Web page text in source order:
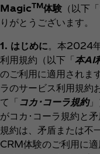
MagicTM体験 （以下「
りがとうございます。
1. はじめに。本2024
利用規約（以下「本AI
のご利用に適用されま
ラのサービス利用規約
て「コカ･コーラ規約
がコカ･コーラ規約と
規約は、矛盾または不
CRM体験のご利用に